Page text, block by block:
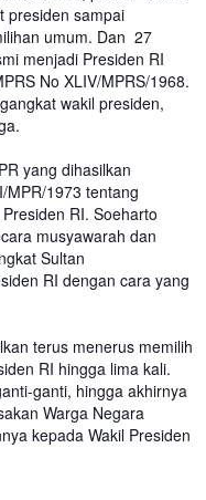
presiden sampai
umum. Dan 27
menjadi Presiden RI
No XLIV/MPRS/1968.
wakil presiden,
yang dihasilkan
1973 tentang
RI. Soeharto
musyawarah dan
Sultan
RI dengan cara yang
terus menerus memilih
RI hingga lima kali.
ganti, hingga akhirnya
Warga Negara
kepada Wakil Presiden